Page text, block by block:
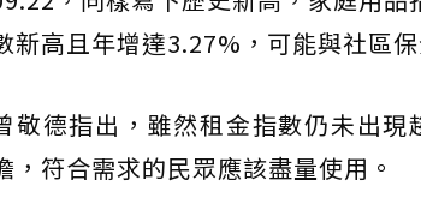
新高且年增達3.27%，可能與社區
敬德指出，雖然租金指數仍未出
，符合需求的民眾應該盡量使用。